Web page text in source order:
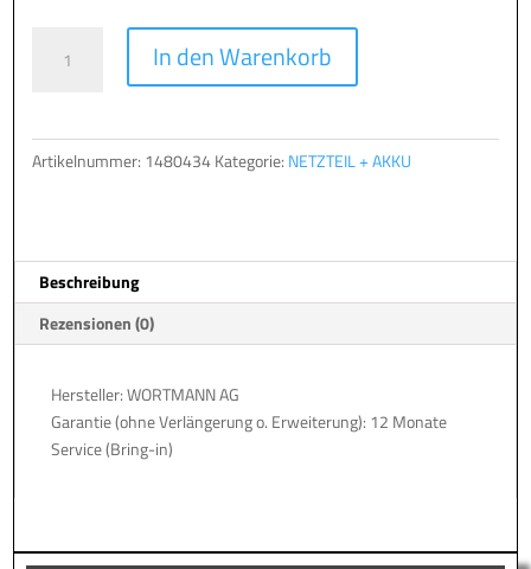
Supply
30W
NB
11V4
Menge
In den Warenkorb
i
:
Artikelnummer: 1480434Kategorie: NETZTEIL + AKKU
Beschreibung
Rezensionen (0)
Hersteller: WORTMANN AG
Garantie (ohne Verlängerung o. Erweiterung): 12 Monate
Service (Bring-in)